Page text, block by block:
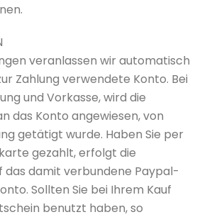
veranlassen wir automatisch
Zahlung verwendete Konto. Bei
und Vorkasse, wird die
das Konto angewiesen, von
getätigt wurde. Haben Sie per
gezahlt, erfolgt die
das damit verbundene Paypal-
Sollten Sie bei Ihrem Kauf
benutzt haben, so